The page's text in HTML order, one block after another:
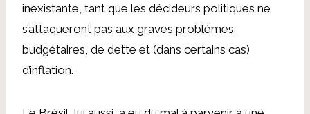
inexistante, tant que les décideurs politiques ne
s’attaqueront pas aux graves problèmes
budgétaires, de dette et (dans certains cas)
d’inflation.